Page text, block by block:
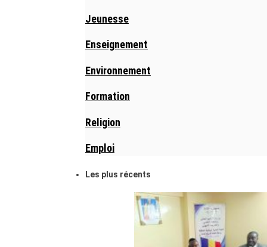
Jeunesse
Enseignement
Environnement
Formation
Religion
Emploi
Les plus récents